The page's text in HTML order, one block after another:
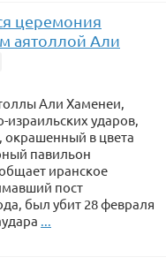
церемония
аятоллой Али
Али Хаменеи,
израильских ударов,
окрашенный в цвета
павильон
иранское
пост
был убит 28 февраля
...